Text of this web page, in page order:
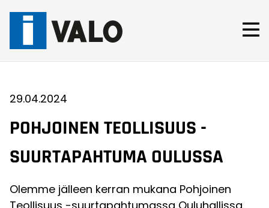
29.04.2024
POHJOINEN TEOLLISUUS -
SUURTAPAHTUMA OULUSSA
Olemme jälleen kerran mukana Pohjoinen